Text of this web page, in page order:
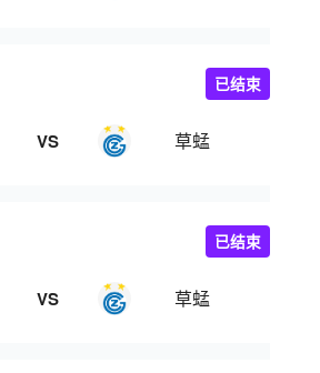
VS 草蜢
已结束
VS 草蜢
已结束